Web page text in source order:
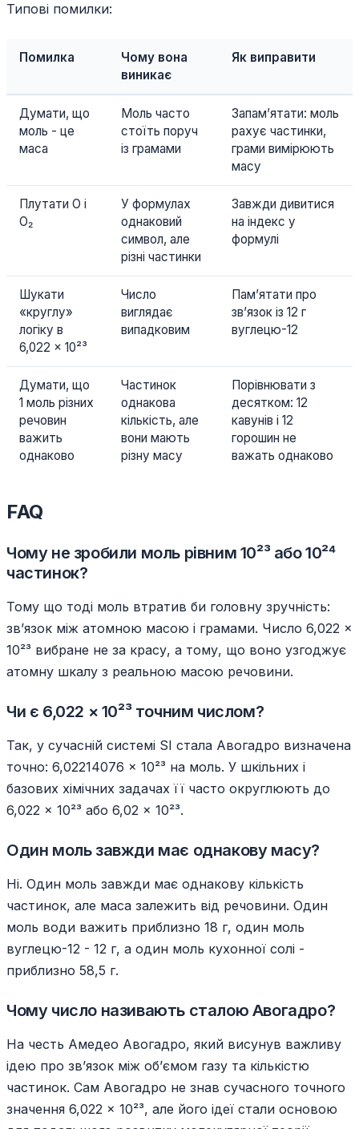
Типові помилки:
Помилка
Чому вона
виникає
Як виправити
Думати, що
моль - це
маса
Моль часто
стоїть поруч
із грамами
Запам’ятати: моль
рахує частинки,
грами вимірюють
масу
Плутати O і
O₂
У формулах
однаковий
символ, але
різні частинки
Завжди дивитися
на індекс у
формулі
Шукати
«круглу»
логіку в
6,022 × 10²³
Число
виглядає
випадковим
Пам’ятати про
зв’язок із 12 г
вуглецю-12
Думати, що
1 моль різних
речовин
важить
однаково
Частинок
однакова
кількість, але
вони мають
різну масу
Порівнювати з
десятком: 12
кавунів і 12
горошин не
важать однаково
FAQ
Чому не зробили моль рівним 10²³ або 10²⁴
частинок?
Тому що тоді моль втратив би головну зручність:
зв’язок між атомною масою і грамами. Число 6,022 ×
10²³ вибране не за красу, а тому, що воно узгоджує
атомну шкалу з реальною масою речовини.
Чи є 6,022 × 10²³ точним числом?
Так, у сучасній системі SI стала Авогадро визначена
точно: 6,02214076 × 10²³ на моль. У шкільних і
базових хімічних задачах її часто округлюють до
6,022 × 10²³ або 6,02 × 10²³.
Один моль завжди має однакову масу?
Ні. Один моль завжди має однакову кількість
частинок, але маса залежить від речовини. Один
моль води важить приблизно 18 г, один моль
вуглецю-12 - 12 г, а один моль кухонної солі -
приблизно 58,5 г.
Чому число називають сталою Авогадро?
На честь Амедео Авогадро, який висунув важливу
ідею про зв’язок між об’ємом газу та кількістю
частинок. Сам Авогадро не знав сучасного точного
значення 6,022 × 10²³, але його ідеї стали основою